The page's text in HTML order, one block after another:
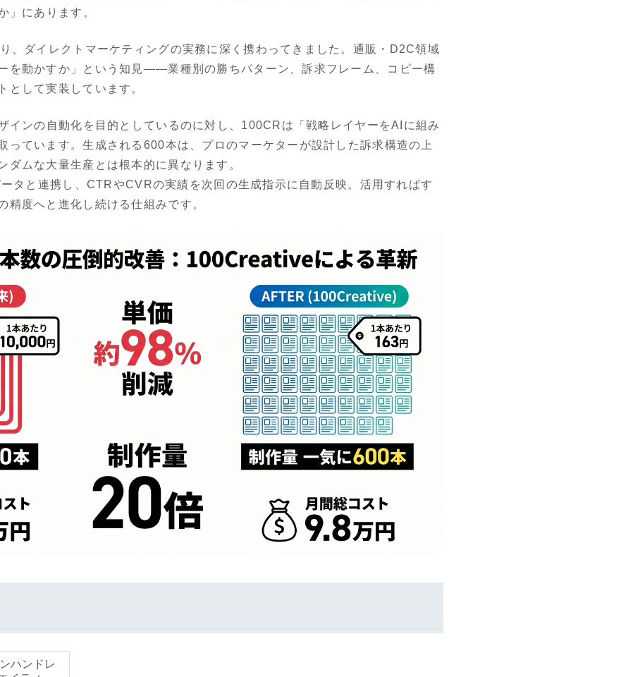
」にあります。
、ダイレクトマーケティングの実務に深く携わってきました。通販・D2C領域
を動かすか」という知見——業種別の勝ちパターン、訴求フレーム、コピー構
して実装しています。
インの自動化を目的としているのに対し、100CRは「戦略レイヤーをAIに組み
っています。生成される600本は、プロのマーケターが設計した訴求構造の上
ダムな大量生産とは根本的に異なります。
タと連携し、CTRやCVRの実績を次回の生成指示に自動反映。活用すればす
精度へと進化し続ける仕組みです。
ハンドレ